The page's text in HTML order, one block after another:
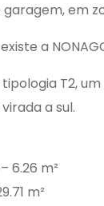
em
a
T2,
a sul.
6.26 m²
m²